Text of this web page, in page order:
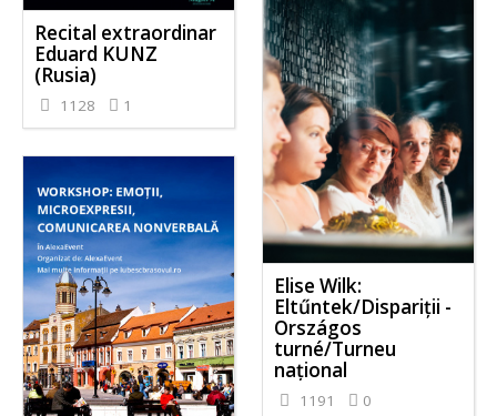
Recital extraordinar
Eduard KUNZ
(Rusia)
1128 1
Elise Wilk:
Eltűntek/Dispariții -
Országos
turné/Turneu
național
1191 0